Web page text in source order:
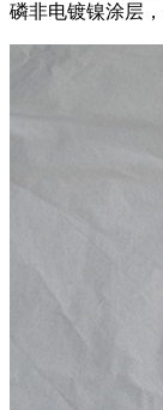
磷非电镀镍涂层